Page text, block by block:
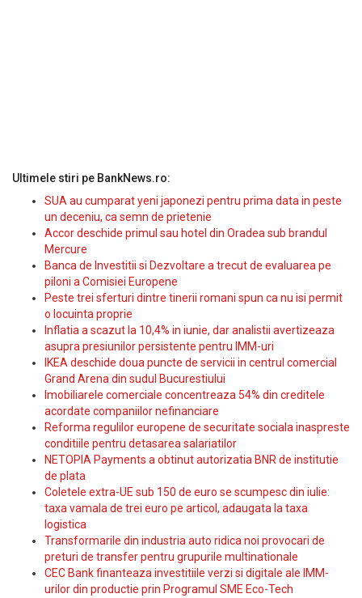
Ultimele stiri pe BankNews.ro:
SUA au cumparat yeni japonezi pentru prima data in peste
un deceniu, ca semn de prietenie
Accor deschide primul sau hotel din Oradea sub brandul
Mercure
Banca de Investitii si Dezvoltare a trecut de evaluarea pe
piloni a Comisiei Europene
Peste trei sferturi dintre tinerii romani spun ca nu isi permit
o locuinta proprie
Inflatia a scazut la 10,4% in iunie, dar analistii avertizeaza
asupra presiunilor persistente pentru IMM-uri
IKEA deschide doua puncte de servicii in centrul comercial
Grand Arena din sudul Bucurestiului
Imobiliarele comerciale concentreaza 54% din creditele
acordate companiilor nefinanciare
Reforma regulilor europene de securitate sociala inaspreste
conditiile pentru detasarea salariatilor
NETOPIA Payments a obtinut autorizatia BNR de institutie
de plata
Coletele extra-UE sub 150 de euro se scumpesc din iulie:
taxa vamala de trei euro pe articol, adaugata la taxa
logistica
Transformarile din industria auto ridica noi provocari de
preturi de transfer pentru grupurile multinationale
CEC Bank finanteaza investitiile verzi si digitale ale IMM-
urilor din productie prin Programul SME Eco-Tech